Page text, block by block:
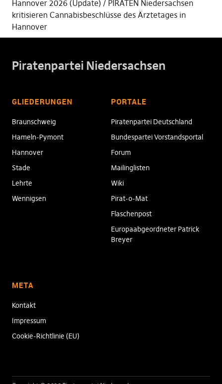
Hannover 2026 (Update)
PIRATEN Niedersachsen
kritisieren Cannabisbeschlüsse des Ärztetages in
Hannover
Piratenpartei Niedersachsen
GLIEDERUNGEN
Braunschweig
Hameln-Pymont
Hannover
Stade
Lehrte
Wennigsen
PORTALE
Piratenpartei Deutschland
Bundespartei Vorstandsportal
Forum
Mailinglisten
Wiki
Pirat-o-Mat
Flaschenpost
Europaabgeordneter Patrick
Breyer
META
Kontakt
Impressum
Cookie-Richtlinie (EU)